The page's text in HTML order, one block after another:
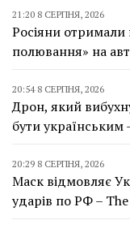
21:20 8 СЕРПНЯ, 2026
Росіяни отримали
полювання» на
20:54 8 СЕРПНЯ, 2026
Дрон, який
бути
20:29 8 СЕРПНЯ, 2026
Маск відмовляє
ударів по РФ –